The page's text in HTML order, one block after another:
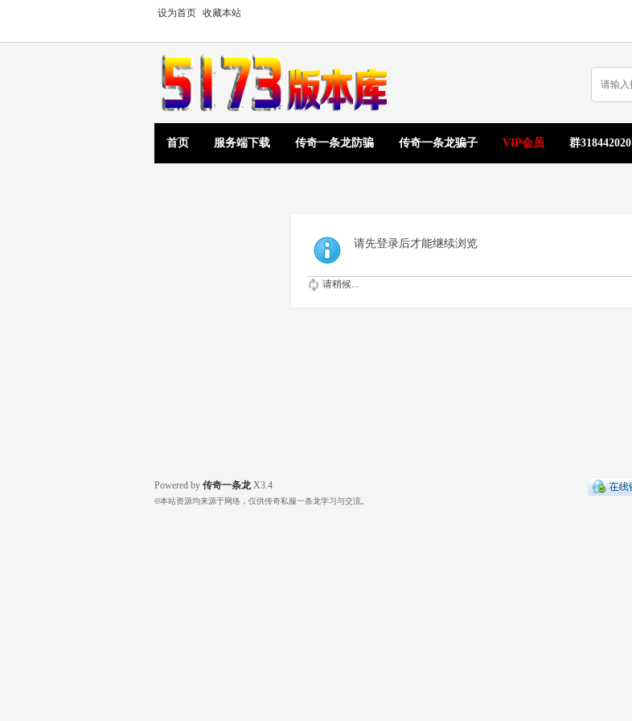
设为首页 收藏本站
首页 服务端下载 传奇一条龙防骗 传奇一条龙骗子 VIP会员 群318442020
请先登录后才能继续浏览
请稍候...
Powered by 传奇一条龙 X3.4
©本站资源均来源于网络，仅供传奇私服一条龙学习与交流。